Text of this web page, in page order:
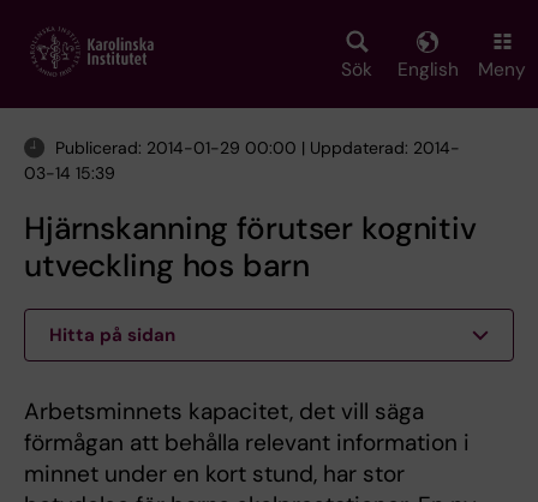
main
Sök English Meny
Publicerad: 2014-01-29 00:00 | Uppdaterad: 2014-
03-14 15:39
Hjärnskanning förutser kognitiv
utveckling hos barn
Hitta på sidan
Arbetsminnets kapacitet, det vill säga
förmågan att behålla relevant information i
minnet under en kort stund, har stor